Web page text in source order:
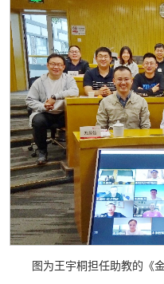
图为王宇桐担任助教的《